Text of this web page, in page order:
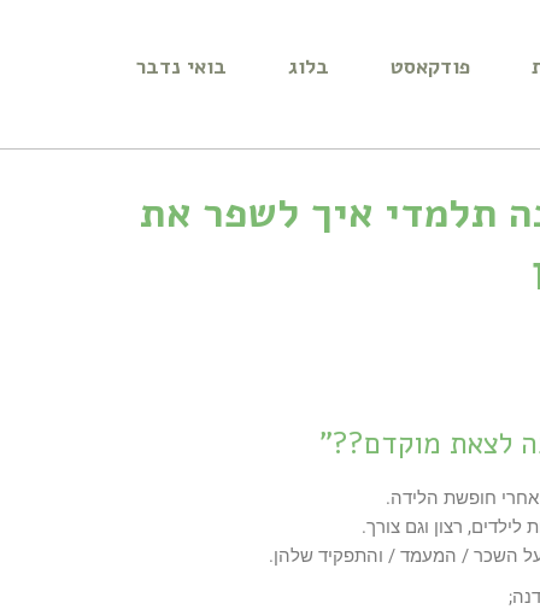
פודקאסט בלוג בואי נדבר
תלמדי איך לשפר את
לצאת מוקדם??"
חופשת הלידה.
רצון וגם צורך.
על השכר / המעמד / והתפקיד שלהן.